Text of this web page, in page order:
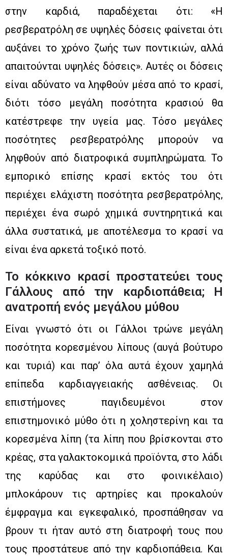
στην καρδιά, παραδέχεται ότι: «Η
ρεσβερατρόλη σε υψηλές δόσεις φαίνεται ότι
αυξάνει το χρόνο ζωής των ποντικιών, αλλά
απαιτούνται υψηλές δόσεις». Αυτές οι δόσεις
είναι αδύνατο να ληφθούν μέσα από το κρασί,
διότι τόσο μεγάλη ποσότητα κρασιού θα
κατέστρεφε την υγεία μας. Τόσο μεγάλες
ποσότητες ρεσβερατρόλης μπορούν να
ληφθούν από διατροφικά συμπληρώματα. Το
εμπορικό επίσης κρασί εκτός του ότι
περιέχει ελάχιστη ποσότητα ρεσβερατρόλης,
περιέχει ένα σωρό χημικά συντηρητικά και
άλλα συστατικά, με αποτέλεσμα το κρασί να
είναι ένα αρκετά τοξικό ποτό.
Το κόκκινο κρασί προστατεύει τους
Γάλλους από την καρδιοπάθεια; Η
ανατροπή ενός μεγάλου μύθου
Είναι γνωστό ότι οι Γάλλοι τρώνε μεγάλη
ποσότητα κορεσμένου λίπους (αυγά βούτυρο
και τυριά) και παρ’ όλα αυτά έχουν χαμηλά
επίπεδα καρδιαγγειακής ασθένειας. Οι
επιστήμονες παγιδευμένοι στον
επιστημονικό μύθο ότι η χοληστερίνη και τα
κορεσμένα λίπη (τα λίπη που βρίσκονται στο
κρέας, στα γαλακτοκομικά προϊόντα, στο λάδι
της καρύδας και στο φοινικέλαιο)
μπλοκάρουν τις αρτηρίες και προκαλούν
έμφραγμα και εγκεφαλικό, προσπάθησαν να
βρουν τι ήταν αυτό στη διατροφή τους που
τους προστάτευε από την καρδιοπάθεια. Και